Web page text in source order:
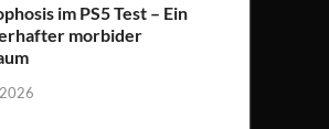
im PS5 Test – Ein
morbider